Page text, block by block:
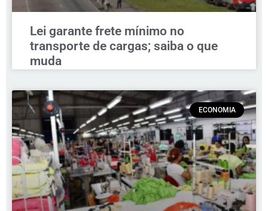
Lei garante frete mínimo no
transporte de cargas; saiba o que
muda
ECONOMIA